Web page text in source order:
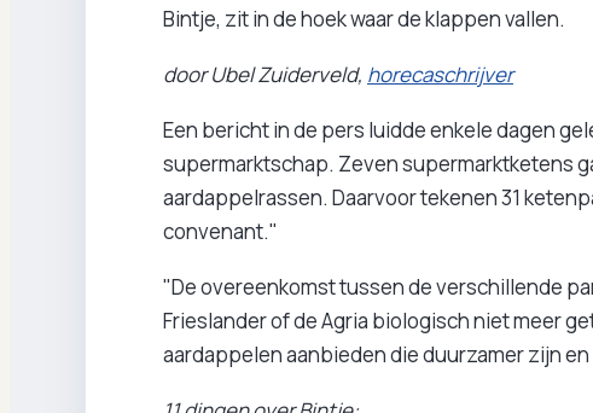
Bintje, zit in de hoek waar de klappen vallen.
door Ubel Zuiderveld, horecaschrijver
Een bericht in de pers luidde enkele dagen
supermarktschap. Zeven supermarktketens
aardappelrassen. Daarvoor tekenen 31
convenant."
"De overeenkomst tussen de verschillende
Frieslander of de Agria biologisch niet meer
aardappelen aanbieden die duurzamer zijn